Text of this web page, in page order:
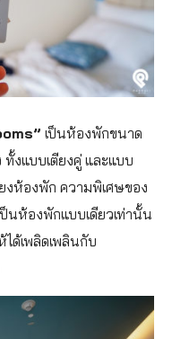
เป็นห้องพักขนาด
งแบบเตียงคู่ และแบบ
งห้องพัก ความพิเศษของ
ป็นห้องพักแบบเดียวเท่านั้น
ได้เพลิดเพลินกับ